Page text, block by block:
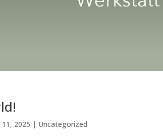
11, 2025 | Uncategorized